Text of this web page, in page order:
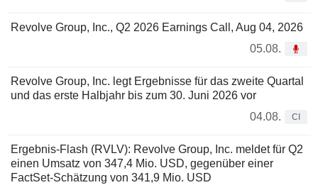
Revolve Group, Inc., Q2 2026 Earnings Call, Aug 04, 2026
05.08.
Revolve Group, Inc. legt Ergebnisse für das zweite Quartal
und das erste Halbjahr bis zum 30. Juni 2026 vor
04.08.
CI
Ergebnis-Flash (RVLV): Revolve Group, Inc. meldet für Q2
einen Umsatz von 347,4 Mio. USD, gegenüber einer
FactSet-Schätzung von 341,9 Mio. USD